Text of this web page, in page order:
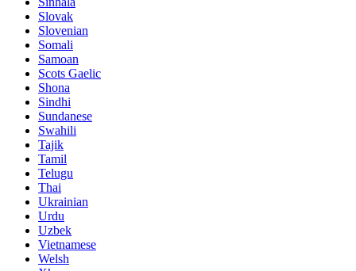
Slovak
Slovenian
Somali
Samoan
Scots Gaelic
Shona
Sindhi
Sundanese
Swahili
Tajik
Tamil
Telugu
Thai
Ukrainian
Urdu
Uzbek
Vietnamese
Welsh